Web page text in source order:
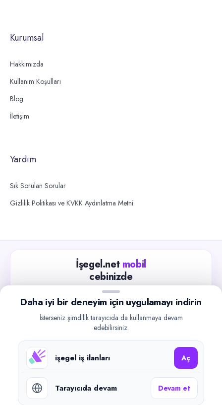
Kurumsal
Hakkımızda
Kullanım Koşulları
Blog
İletişim
Yardım
Sık Sorulan Sorular
Gizlilik Politikası ve KVKK Aydınlatma Metni
İşegel.net mobil
cebinizde
Güncel iş ilanlarını takip edin, işverenlerle hızlıca
iletişime geçin.
Google Play
©2026işegel.net. Tüm hakları saklıdır.
Daha iyi bir deneyim için uygulamayı indirin
İsterseniz şimdilik tarayıcıda da kullanmaya devam
edebilirsiniz.
işegel iş ilanları Aç
Tarayıcıda devam Devam et